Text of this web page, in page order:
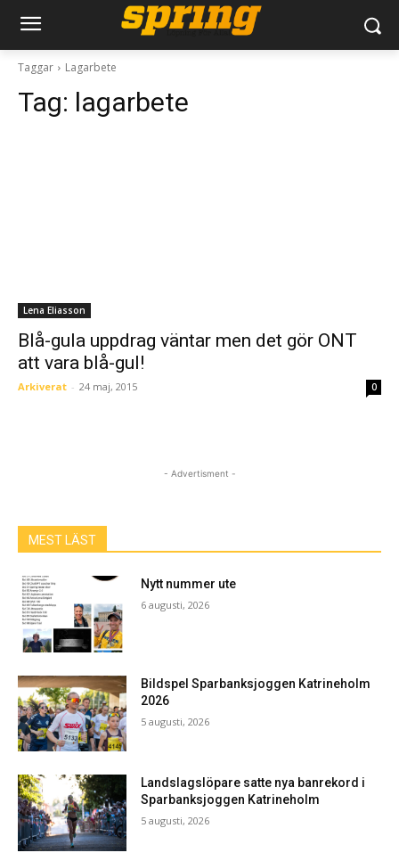
Taggar Lagarbete
Tag: lagarbete
Lena Eliasson
Blå-gula uppdrag väntar men det gör ONT
att vara blå-gul!
Arkiverat - 24 maj, 2015 0
- Advertisment -
MEST LÄST
Nytt nummer ute
6 augusti, 2026
Bildspel Sparbanksjoggen Katrineholm
2026
5 augusti, 2026
Landslagslöpare satte nya banrekord i
Sparbanksjoggen Katrineholm
5 augusti, 2026